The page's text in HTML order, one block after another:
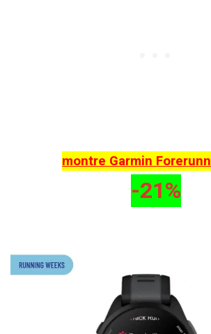
montre Garmin
-21%